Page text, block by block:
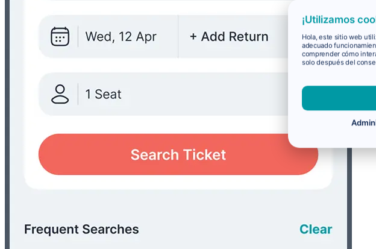
¡Utilizamos
Hola, este sitio web
adecuado
comprender cómo
solo después del